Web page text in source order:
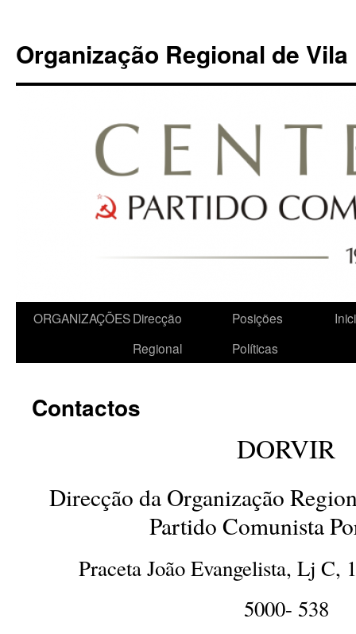
Organização Regional de Vila
Saltar
conteúdo
ORGANIZAÇÕESDirecção
Regional
Posições
Políticas
Contactos
DORVIR
Direcção da Organização
Partido Comunista
Praceta João Evangelista, Lj
5000- 538